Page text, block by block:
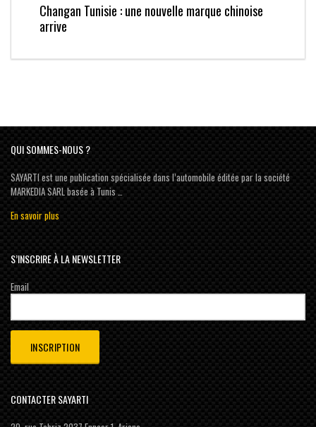
Changan Tunisie : une nouvelle marque chinoise
arrive
QUI SOMMES-NOUS ?
SAYARTI est une publication spécialisée dans l’automobile éditée par la société
MARKEDIA SARL basée à Tunis …
En savoir plus
S’INSCRIRE À LA NEWSLETTER
Email
CONTACTER SAYARTI